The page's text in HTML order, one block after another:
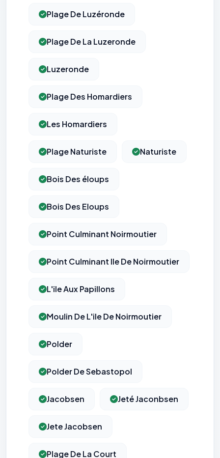
Plage De Luzéronde
Plage De La Luzeronde
Luzeronde
Plage Des Homardiers
Les Homardiers
Plage Naturiste Naturiste
Bois Des éloups
Bois Des Eloups
Point Culminant Noirmoutier
Point Culminant Ile De Noirmoutier
L'ile Aux Papillons
Moulin De L'ile De Noirmoutier
Polder
Polder De Sebastopol
Jacobsen Jeté Jaconbsen
Jete Jacobsen
Plage De La Court